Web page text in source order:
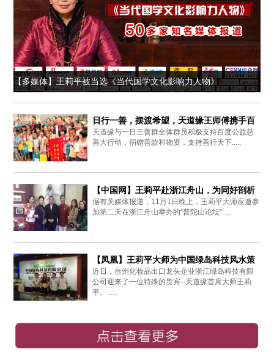
【多媒体】王莉平被当选《当代国学文化影响力人物》
日行一善，摆渡希望，天道缘王师傅携手百
度爱心同行
天道缘与一日三善群全体群员积极支持百度公益慈
善大行动，捐赠善款和物资，支持善行天下.....
【中国网】王莉平赴浙江舟山，为同好剖析
周易思想
据有关媒体报道，11月1日晚上，王莉平大师应邀参
加第二天在浙江舟山举办的“普陀山论坛”.....
【凤凰】王莉平大师为中国绿岛科技风水策
划布局
近日，台州化妆品出口龙头企业浙江绿岛科技有限
公司迎来了一位特殊的贵宾--天道缘首席大师王莉
平。......